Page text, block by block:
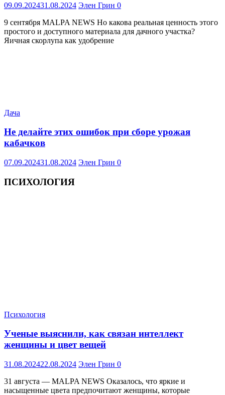
09.09.202431.08.2024 Элен Грин 0
9 сентября MALPA NEWS Но какова реальная ценность этого
простого и доступного материала для дачного участка?
Яичная скорлупа как удобрение
Дача
Не делайте этих ошибок при сборе урожая
кабачков
07.09.202431.08.2024 Элен Грин 0
ПСИХОЛОГИЯ
Психология
Ученые выяснили, как связан интеллект
женщины и цвет вещей
31.08.202422.08.2024 Элен Грин 0
31 августа — MALPA NEWS Оказалось, что яркие и
насыщенные цвета предпочитают женщины, которые